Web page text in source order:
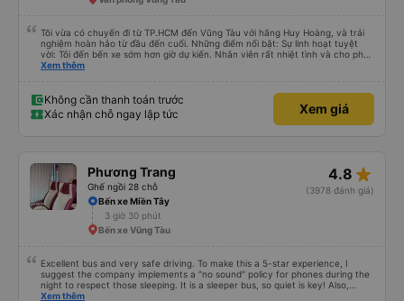
Tôi vừa có chuyến đi từ TP.HCM đến Vũng Tàu với hãng Huy Hoàng, và trải
nghiệm hoàn hảo từ đầu đến cuối. Những điểm nổi bật: Sự linh hoạt tuyệt
vời: Tôi đến bến xe sớm hơn giờ dự kiến. Nhân viên rất nhiệt tình và cho phép
tôi đi chuyến xe sớm hơn vì còn chỗ trống. Điều này đã tiết kiệm cho tôi rất
&amp; Sạch sẽ: Xe limousine sạch sẽ và ghế ngồi vô cùng thoải mái - hoàn
hảo cho một chuyến đi thư giãn. Điều hòa hoạt động hoàn hảo, giữ cho
cabin mát mẻ và trong lành. Điểm dừng chân lý tưởng: Chúng tôi có một
đến The Song Apartment, điều này giúp kết thúc chuyến đi của tôi dễ dàng
và không gặp rắc rối. Thái độ phục vụ: Toàn bộ đội ngũ nhân viên đều thể
hiện thái độ phục vụ tuyệt vời. Thân thiện, hiệu quả và chuyên nghiệp. Rất
nên chọn Huy Hoàng cho bất cứ ai đi lại giữa TP.HCM và Vũng Tàu! Tôi chắc
chắn sẽ chọn Huy Hoàng lần nữa.
Xem thêm
Không cần thanh toán trước
Xác nhận chỗ ngay lập tức
Xem giá
Phương Trang
Ghế ngồi 28 chỗ
4.8 star_rate
(3978 đánh giá)
Bến xe Miền Tây
3 giờ 30 phút
Bến xe Vũng Tàu
Excellent bus and very safe driving. To make this a 5-star experience, I
suggest the company implements a "no sound" policy for phones during the
night to respect those sleeping. It is a sleeper bus, so quiet is key! Also,
please display the Wi-Fi password clearly inside the cabin for convenience. I
Xem thêm